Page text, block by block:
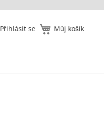
Můj košík
Přihlásit se